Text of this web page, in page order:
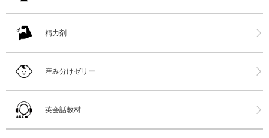
精力剤
産み分けゼリー
英会話教材